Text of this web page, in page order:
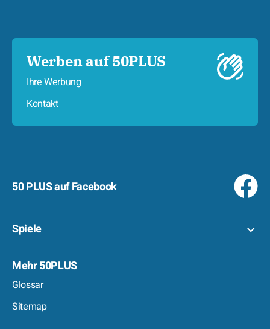
Werben auf 50PLUS
Ihre Werbung
Kontakt
50 PLUS auf Facebook
Spiele
Mehr 50PLUS
Glossar
Sitemap